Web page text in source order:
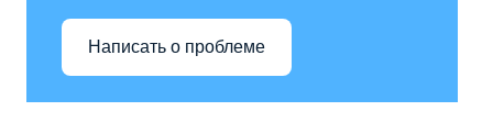
Написать о проблеме